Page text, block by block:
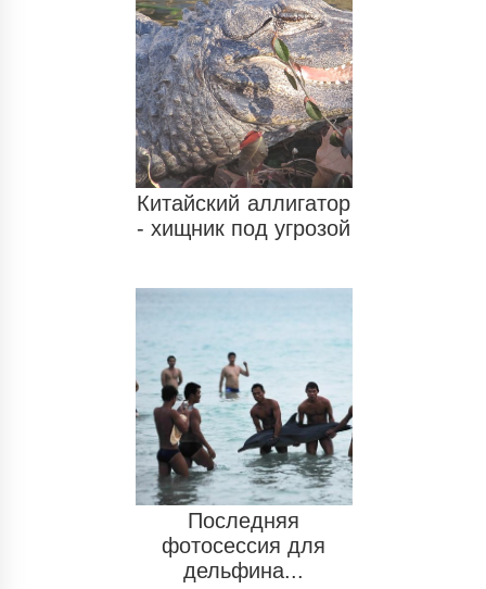
Китайский аллигатор
- хищник под угрозой
Последняя
фотосессия для
дельфина...